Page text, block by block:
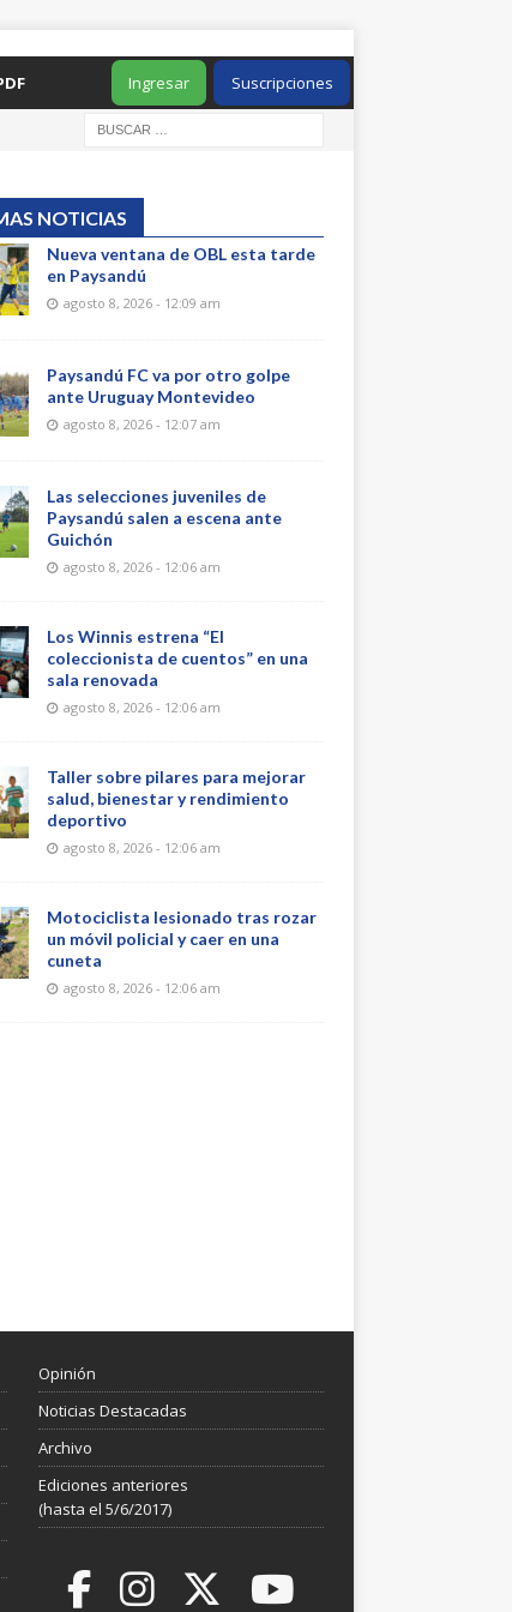
Suscripciones
Ingresar
NOTICIAS
Nueva ventana de OBL esta tarde
en Paysandú
agosto 8, 2026 - 12:09 am
Paysandú FC va por otro golpe
ante Uruguay Montevideo
agosto 8, 2026 - 12:07 am
Las selecciones juveniles de
Paysandú salen a escena ante
Guichón
agosto 8, 2026 - 12:06 am
Los Winnis estrena “El
coleccionista de cuentos” en una
sala renovada
agosto 8, 2026 - 12:06 am
Taller sobre pilares para mejorar
salud, bienestar y rendimiento
deportivo
agosto 8, 2026 - 12:06 am
Motociclista lesionado tras rozar
un móvil policial y caer en una
cuneta
agosto 8, 2026 - 12:06 am
Opinión
Noticias Destacadas
Archivo
Ediciones anteriores
(hasta el 5/6/2017)